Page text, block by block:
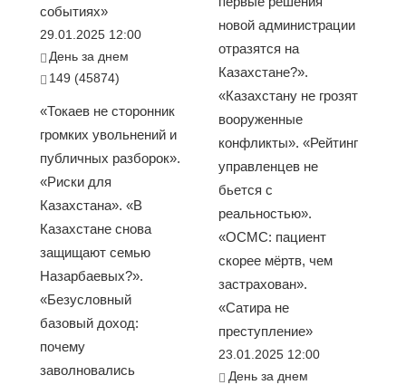
событиях»
29.01.2025 12:00
День за днем
149 (45874)
«Токаев не сторонник
громких увольнений и
публичных разборок».
«Риски для
Казахстана». «В
Казахстане снова
защищают семью
Назарбаевых?».
«Безусловный
базовый доход:
почему
заволновались
новой администрации
отразятся на
Казахстане?».
«Казахстану не грозят
вооруженные
конфликты». «Рейтинг
управленцев не
бьется с
реальностью».
«ОСМС: пациент
скорее мёртв, чем
застрахован».
«Сатира не
преступление»
23.01.2025 12:00
День за днем